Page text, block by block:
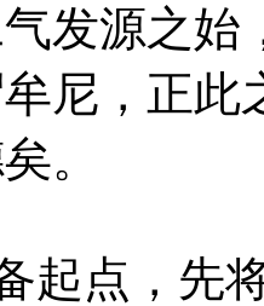
发源之
尼，正此
。
点，先将